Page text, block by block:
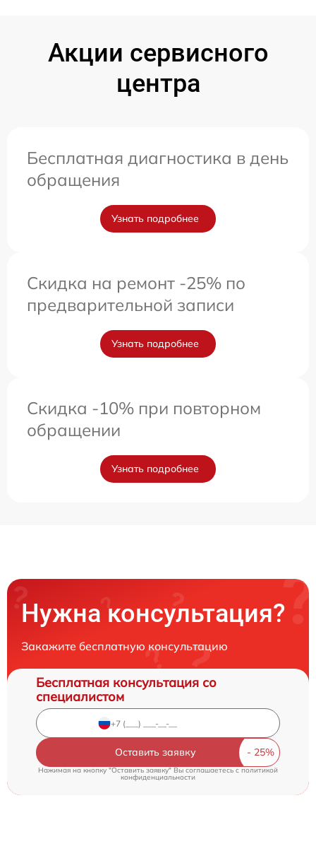
Акции сервисного
центра
Бесплатная диагностика в день
обращения
Узнать подробнее
Скидка на ремонт -25% по
предварительной записи
Узнать подробнее
Скидка -10% при повторном
обращении
Узнать подробнее
Нужна консультация?
Закажите бесплатную консультацию
Бесплатная консультация со
специалистом
Оставить заявку
Нажимая на кнопку "Оставить заявку" Вы соглашаетесь cполитикой
конфиденциальности